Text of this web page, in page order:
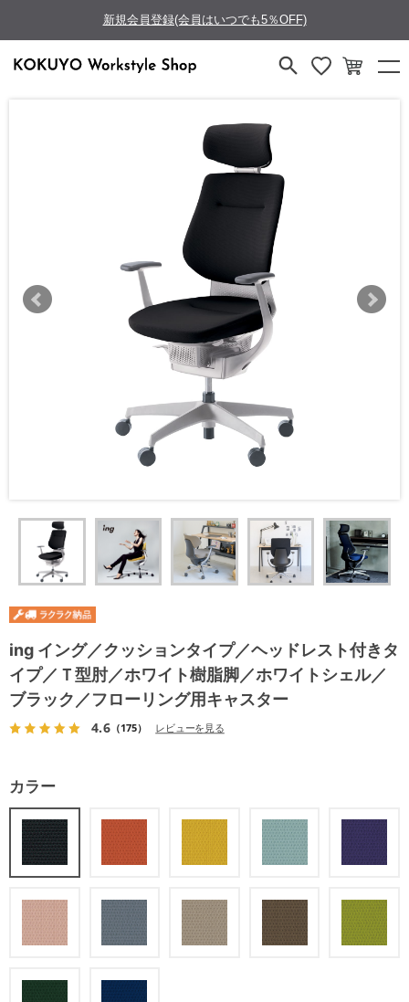
新規会員登録(会員はいつでも5％OFF)
ing イング／クッションタイプ／ヘッドレスト付きタ
イプ／Ｔ型肘／ホワイト樹脂脚／ホワイトシェル／
ブラック／フローリング用キャスター
4.6（175） レビューを見る
カラー